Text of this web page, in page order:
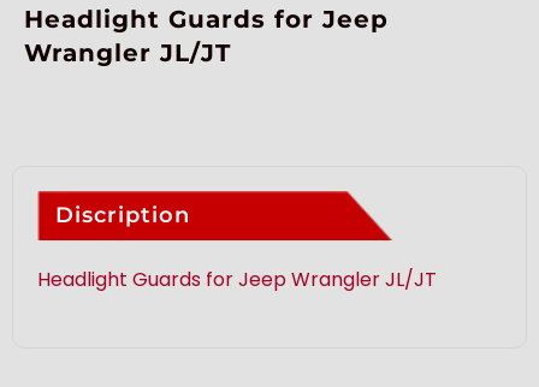
Headlight Guards for Jeep
Wrangler JL/JT
Discription
Headlight Guards for Jeep Wrangler JL/JT